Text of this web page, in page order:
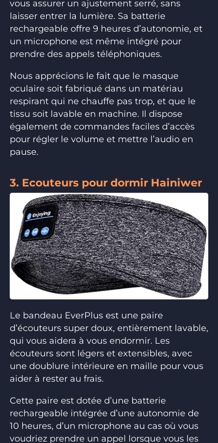
vous assurer un ajustement serré, sans
laisser entrer la lumière. Sa batterie
rechargeable offre 9 heures d’autonomie, et
un microphone est même intégré pour
prendre des appels téléphoniques.
Nous apprécions le fait que le masque
oculaire soit fabriqué dans un matériau
respirant qui ne chauffe pas trop, et que le
tissu soit lavable en machine. Il dispose
également de commandes faciles d’accès
pour régler le volume et mettre l’audio en
pause.
3. Ecouteurs pour dormir Hainiwer
Le bandeau EverPlus est une paire
d’écouteurs super doux, entièrement lavable,
qui vous aidera à vous endormir. Les
écouteurs sont légers et extensibles, avec
une doublure intérieure en maille pour vous
aider à rester au frais.
Cette paire est dotée d’une batterie
rechargeable intégrée d’une autonomie de
10 heures, d’un microphone au cas où vous
voudriez prendre un appel lorsque vous les